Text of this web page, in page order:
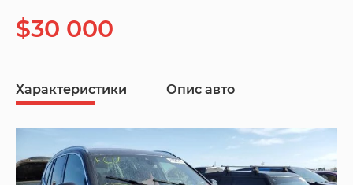
$30 000
Характеристики Опис авто